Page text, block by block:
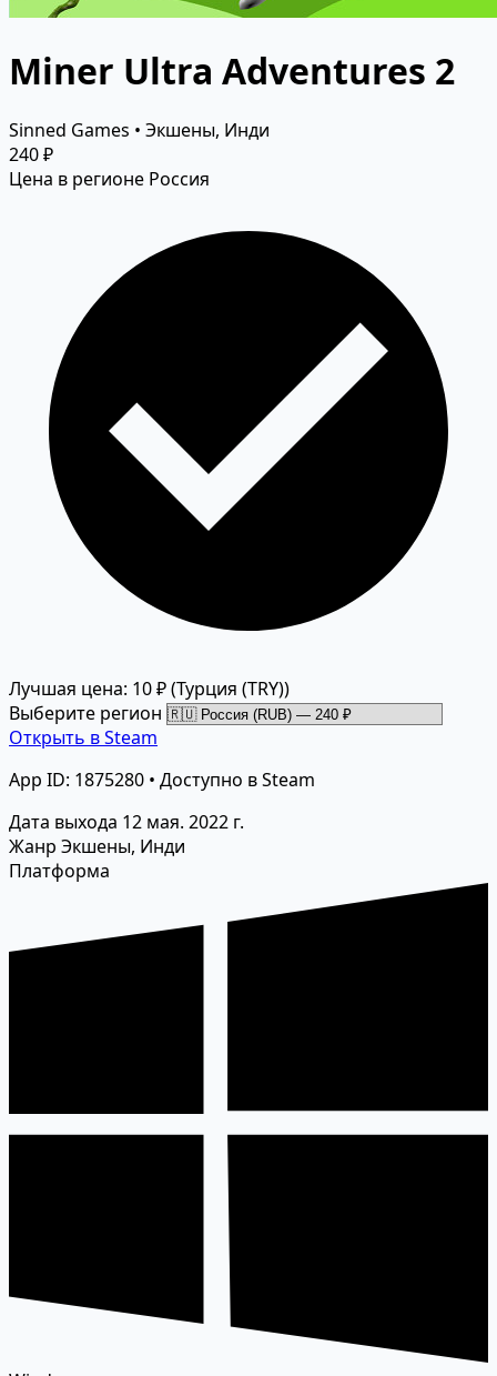
Miner Ultra Adventures 2
Sinned Games • Экшены, Инди
240 ₽
Цена в регионе Россия
Лучшая цена: 10 ₽(Турция (TRY))
Выберите регион
Открыть в Steam
App ID: 1875280 • Доступно в Steam
Дата выхода 12 мая. 2022 г.
Жанр Экшены, Инди
Платформа